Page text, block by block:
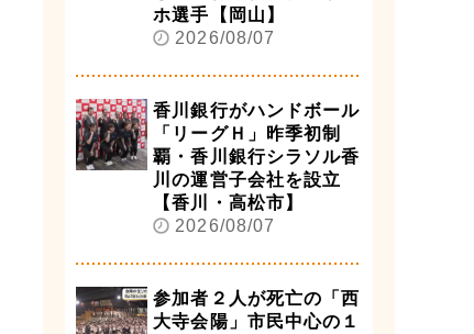
ホ選手【岡山】
2026/08/07
香川銀行がハンドボール
「リーグＨ」昨季初制
覇・香川銀行シラソル香
川の運営子会社を設立
【香川・高松市】
2026/08/07
参加者２人が死亡の「西
大寺会陽」市民中心の１